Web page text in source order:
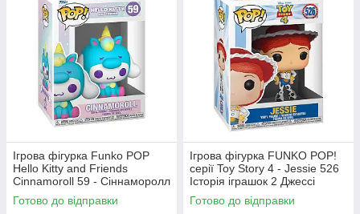
Ігрова фігурка Funko POP
Hello Kitty and Friends
Cinnamoroll 59 - Сіннаморолл
у костюмі єдинорога Фанко
Поп 65748
Готово до відправки
Ігрова фігурка FUNKO POP!
серії Toy Story 4 - Jessie 526
Історія іграшок 2 Джессі
Фанко поп 37393
Готово до відправки